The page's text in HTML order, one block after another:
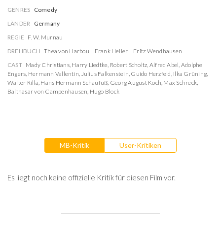
GENRES Comedy
LÄNDER Germany
REGIE F. W. Murnau
DREHBUCH Thea von Harbou Frank Heller
Fritz Wendhausen
CAST Mady Christians, Harry Liedtke, Robert Scholtz, Alfred Abel, Adolphe
Engers, Hermann Vallentin, Julius Falkenstein, Guido Herzfeld, Ilka Grüning,
Walter Rilla, Hans Hermann Schaufuß, Georg August Koch, Max Schreck,
Balthasar von Campenhausen, Hugo Block
MB-Kritik User-Kritiken
Es liegt noch keine offizielle Kritik für diesen Film vor.